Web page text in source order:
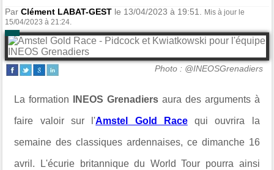
ParClément LABAT-GEST le 13/04/2023 à 19:51.
Mis à jour le
15/04/2023 à 21:24.
Photo : @INEOSGrenadiers
La formation INEOS Grenadiers aura des arguments à
faire valoir sur l'Amstel Gold Racequi ouvrira la
semaine des classiques ardennaises, ce dimanche 16
avril. L'écurie britannique du World Tour pourra ainsi